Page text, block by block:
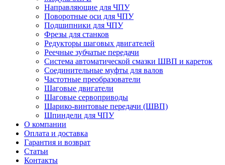
Направляющие для ЧПУ
Поворотные оси для ЧПУ
Подшипники для ЧПУ
Фрезы для станков
Редукторы шаговых двигателей
Реечные зубчатые передачи
Система автоматической смазки ШВП и кареток
Соединительные муфты для валов
Частотные преобразователи
Шаговые двигатели
Шаговые сервоприводы
Шарико-винтовые передачи (ШВП)
Шпиндели для ЧПУ
О компании
Оплата и доставка
Гарантия и возврат
Статьи
Контакты